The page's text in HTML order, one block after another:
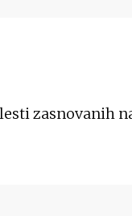
zasnovanih